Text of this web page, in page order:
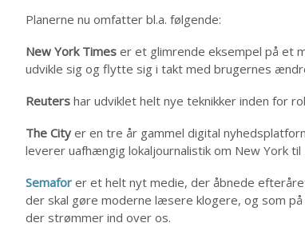
Planerne nu omfatter bl.a. følgende:
New York Times er et glimrende eksempel på et
udvikle sig og flytte sig i takt med brugernes
Reuters har udviklet helt nye teknikker inden for
The City er en tre år gammel digital
leverer uafhængig lokaljournalistik om New York til
Semafor er et helt nyt medie, der åbnede
der skal gøre moderne læsere klogere, og som
der strømmer ind over os.